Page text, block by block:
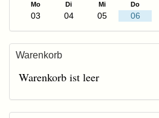
Mo Di Mi Do
03 04 05 06
Warenkorb
Warenkorb ist leer